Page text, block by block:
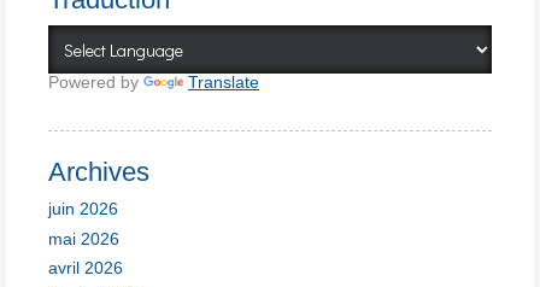
Powered by Translate
Archives
juin 2026
mai 2026
avril 2026